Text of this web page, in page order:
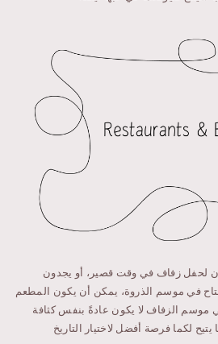
لحفل زفاف في وقت قصير، أو يجدون
في موسم الذروة، يمكن أن يكون المطعم
في موسم الزفاف لا يكون عادةً بنفس كثافة
يتيح لكما فرصة أفضل لاختيار التاريخ